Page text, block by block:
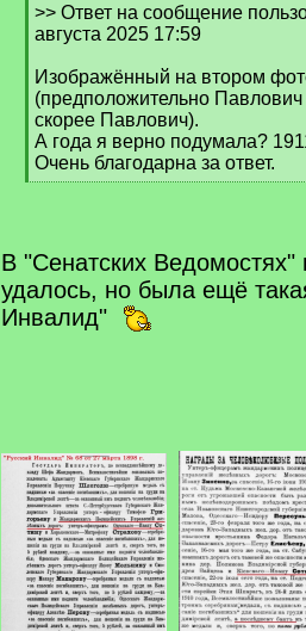
[
q
>> Ответ на сообщение
августа 2025 17:59
Изображённый на втором
(предположительно
скорее Павлович).
А года я верно подумала?
Очень благодарна за ответ.
[
В "Сенатских Ведомостях"
удалось, но была ещё
Инвалид"